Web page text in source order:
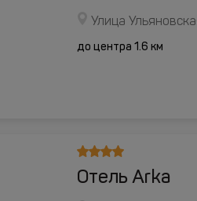
Улица
до центра 1.6 км
Отель Arka